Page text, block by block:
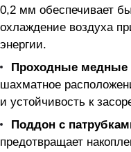
0,2 мм обеспечивает
охлаждение воздуха
энергии.
Проходные медные
шахматное
и устойчивость к
Поддон с
предотвращает